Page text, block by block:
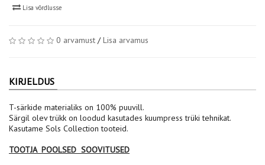
Lisa võrdlusse
0 arvamust /Lisa arvamus
KIRJELDUS
T-särkide materialiks on 100% puuvill.
Särgil olev trükk on loodud kasutades kuumpress trüki tehnikat.
Kasutame Sols Collection tooteid.
TOOTJA POOLSED SOOVITUSED